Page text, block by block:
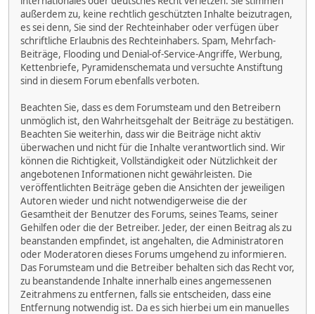
außerdem zu, keine rechtlich geschützten Inhalte beizutragen,
es sei denn, Sie sind der Rechteinhaber oder verfügen über
schriftliche Erlaubnis des Rechteinhabers. Spam, Mehrfach-
Beiträge, Flooding und Denial-of-Service-Angriffe, Werbung,
Kettenbriefe, Pyramidenschemata und versuchte Anstiftung
sind in diesem Forum ebenfalls verboten.
Beachten Sie, dass es dem Forumsteam und den Betreibern
unmöglich ist, den Wahrheitsgehalt der Beiträge zu bestätigen.
Beachten Sie weiterhin, dass wir die Beiträge nicht aktiv
überwachen und nicht für die Inhalte verantwortlich sind. Wir
können die Richtigkeit, Vollständigkeit oder Nützlichkeit der
angebotenen Informationen nicht gewährleisten. Die
veröffentlichten Beiträge geben die Ansichten der jeweiligen
Autoren wieder und nicht notwendigerweise die der
Gesamtheit der Benutzer des Forums, seines Teams, seiner
Gehilfen oder die der Betreiber. Jeder, der einen Beitrag als zu
beanstanden empfindet, ist angehalten, die Administratoren
oder Moderatoren dieses Forums umgehend zu informieren.
Das Forumsteam und die Betreiber behalten sich das Recht vor,
zu beanstandende Inhalte innerhalb eines angemessenen
Zeitrahmens zu entfernen, falls sie entscheiden, dass eine
Entfernung notwendig ist. Da es sich hierbei um ein manuelles